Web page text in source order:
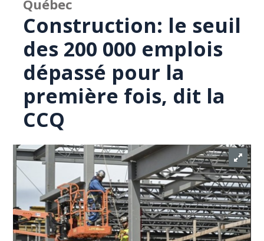
Québec
Construction: le seuil
des 200 000 emplois
dépassé pour la
première fois, dit la
CCQ